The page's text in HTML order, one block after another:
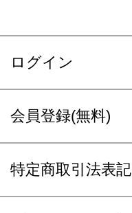
ログイン
会員登録(無料)
特定商取引法表記